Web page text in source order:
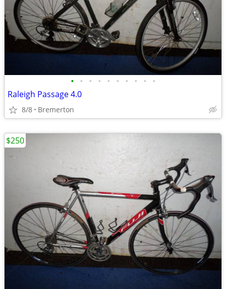
• • • • • • • • • •
Raleigh Passage 4.0
8/8 Bremerton
$250